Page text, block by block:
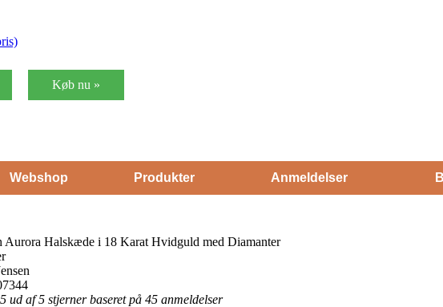
Køb nu »
Webshop Produkter Anmeldelser
Aurora Halskæde i 18 Karat Hvidguld med Diamanter
ud af 5 stjerner baseret på 45 anmeldelser